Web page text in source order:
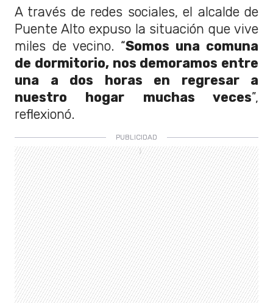
A través de redes sociales, el alcalde de
Puente Alto expuso la situación que vive
miles de vecino. “Somos una comuna
de dormitorio, nos demoramos entre
una a dos horas en regresar a
nuestro hogar muchas veces”,
reflexionó.